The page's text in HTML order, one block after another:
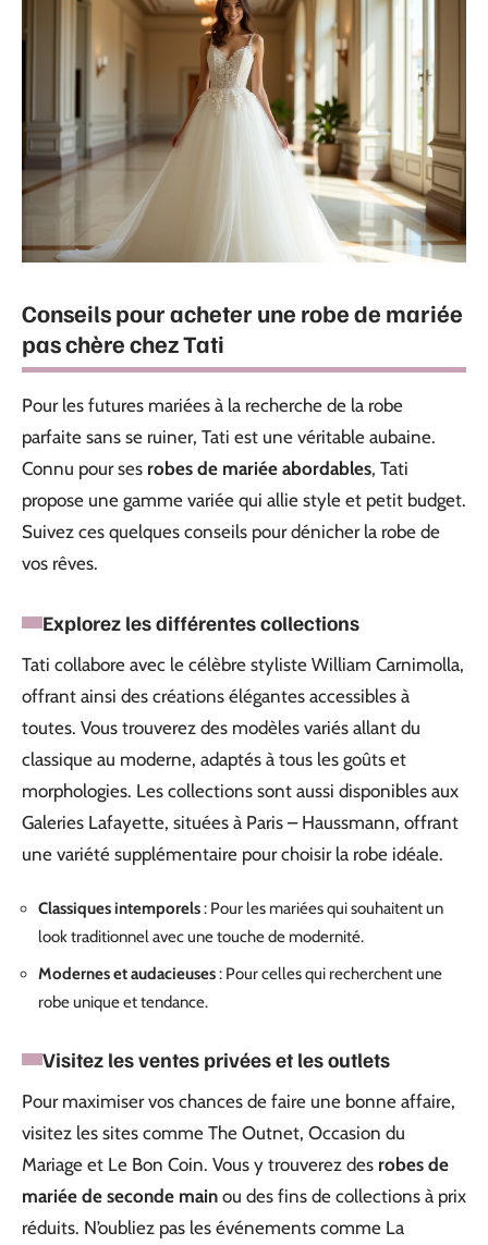
Conseils pour acheter une robe de mariée
pas chère chez Tati
Pour les futures mariées à la recherche de la robe
parfaite sans se ruiner, Tati est une véritable aubaine.
Connu pour ses robes de mariée abordables, Tati
propose une gamme variée qui allie style et petit budget.
Suivez ces quelques conseils pour dénicher la robe de
vos rêves.
Explorez les différentes collections
Tati collabore avec le célèbre styliste William Carnimolla,
offrant ainsi des créations élégantes accessibles à
toutes. Vous trouverez des modèles variés allant du
classique au moderne, adaptés à tous les goûts et
morphologies. Les collections sont aussi disponibles aux
Galeries Lafayette, situées à Paris – Haussmann, offrant
une variété supplémentaire pour choisir la robe idéale.
Classiques intemporels: Pour les mariées qui souhaitent un
look traditionnel avec une touche de modernité.
Modernes et audacieuses: Pour celles qui recherchent une
robe unique et tendance.
Visitez les ventes privées et les outlets
Pour maximiser vos chances de faire une bonne affaire,
visitez les sites comme The Outnet, Occasion du
Mariage et Le Bon Coin. Vous y trouverez des robes de
mariée de seconde main ou des fins de collections à prix
réduits. N’oubliez pas les événements comme La